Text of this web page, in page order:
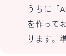
うちに「
を作って
ります。